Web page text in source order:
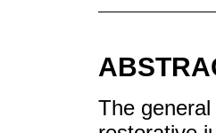
The